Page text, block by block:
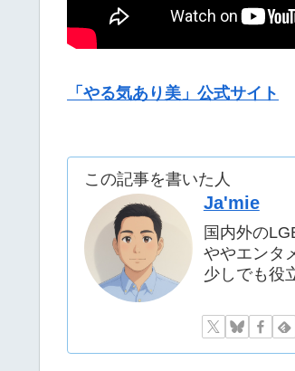
「やる気あり美」公式サイト
この記事を書いた人
Ja'mie
国内外の
ややエンタ
少しでも役